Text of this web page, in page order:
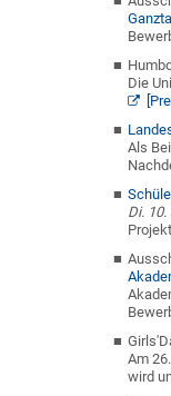
Die
Als
Di. 10.
Am
wird